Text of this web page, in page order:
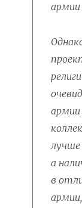
армии
армии
лучше
а
в